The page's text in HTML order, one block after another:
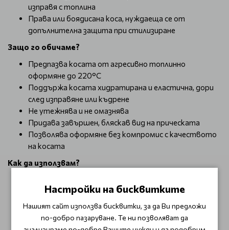
изправя с топлина
Права или боядисана коса, нуждаеща се от
допълнителна защита при стилизиране
Защо го обичаме?
Предпазва косата от агресивно топлинно
оформяне до 220°C
Поддържа косата хидратирана и еластична, дори
след изправяне или къдрене
Не утежнява и не омазнява
Придава завършен, бляскав вид на прическата
Позволява оформяне без компромис с качеството
на косата
Как да използвам?
равномерно върху влажна или суха коса, като
разделите на секции за по-добро покритие.
Концентрирайте се върху дължините и краищата.
Оформете косата с преса, маша или сешоар както
Настройки на бисквитките
Нашият сайт използва бисквитки, за да Ви предложи
по-добро пазаруване. Те ни позволяват да